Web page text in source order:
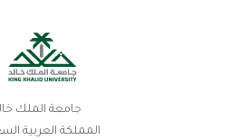
جامعة الملك خالد
المملكة العربية السعودية